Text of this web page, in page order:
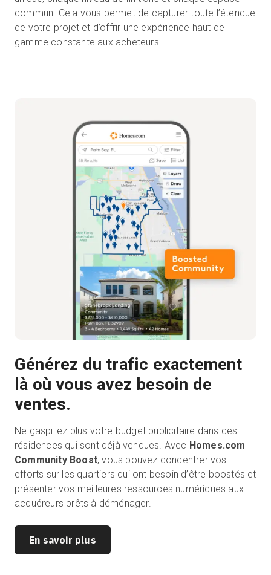
commun. Cela vous permet de capturer toute l’étendue
de votre projet et d’offrir une expérience haut de
gamme constante aux acheteurs.
Générez du trafic exactement
là où vous avez besoin de
ventes.
Ne gaspillez plus votre budget publicitaire dans des
résidences qui sont déjà vendues. Avec Homes.com
Community Boost, vous pouvez concentrer vos
efforts sur les quartiers qui ont besoin d’être boostés et
présenter vos meilleures ressources numériques aux
acquéreurs prêts à déménager.
En savoir plus